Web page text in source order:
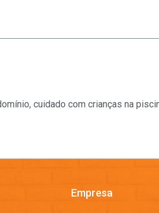
, cuidado com crianças na
Empresa